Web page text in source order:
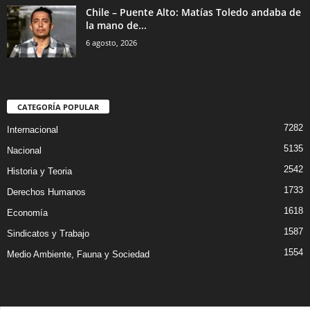
Chile – Puente Alto: Matías Toledo andaba de
la mano de...
6 agosto, 2026
CATEGORÍA POPULAR
Internacional 7282
Nacional 5135
Historia y Teoria 2542
Derechos Humanos 1733
Economía 1618
Sindicatos y Trabajo 1587
Medio Ambiente, Fauna y Sociedad 1554